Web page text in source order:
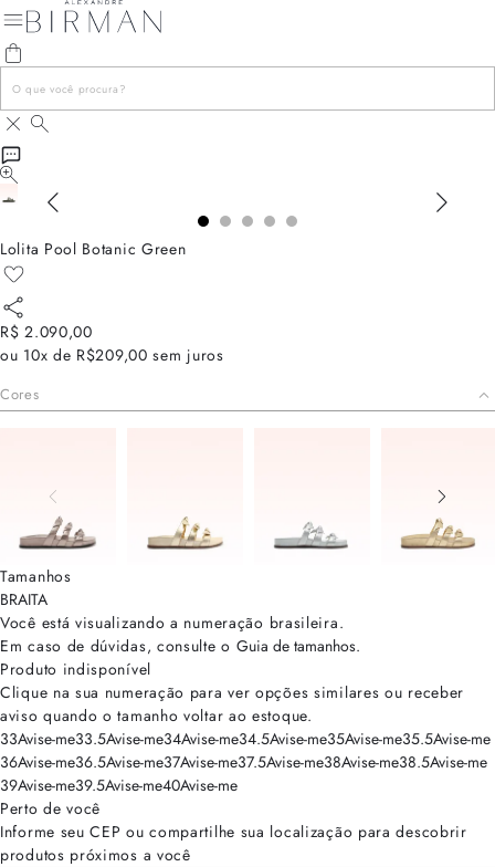
Lolita Pool Botanic Green
R$ 2.090,00
ou 10x de R$209,00 sem juros
Cores
Tamanhos
BRAITA
Você está visualizando a numeração brasileira.
Em caso de dúvidas, consulte o Guia de tamanhos.
Produto indisponível
Clique na sua numeração para ver opções similares ou receber
aviso quando o tamanho voltar ao estoque.
33Avise-me33.5Avise-me34Avise-me34.5Avise-me35Avise-me35.5Avise-me
36Avise-me36.5Avise-me37Avise-me37.5Avise-me38Avise-me38.5Avise-me
39Avise-me39.5Avise-me40Avise-me
Perto de você
Informe seu CEP ou compartilhe sua localização para descobrir
produtos próximos a você